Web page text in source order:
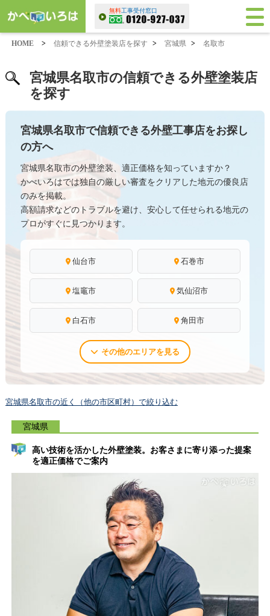
無料工事受付窓口
HOME > 信頼できる外壁塗装店を探す > 宮城県 > 名取市
宮城県名取市の信頼できる外壁塗装店
を探す
宮城県名取市で信頼できる外壁工事店をお探し
の方へ
宮城県名取市の外壁塗装、適正価格を知っていますか？
かべいろはでは独自の厳しい審査をクリアした地元の優良店
のみを掲載。
高額請求などのトラブルを避け、安心して任せられる地元の
プロがすぐに見つかります。
仙台市 石巻市
塩竈市 気仙沼市
白石市 角田市
その他のエリアを見る
宮城県名取市の近く（他の市区町村）で絞り込む
宮城県
高い技術を活かした外壁塗装。お客さまに寄り添った提案
を適正価格でご案内